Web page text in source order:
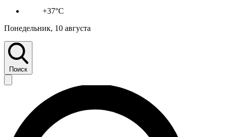
+37°C
Понедельник, 10 августа
Поиск